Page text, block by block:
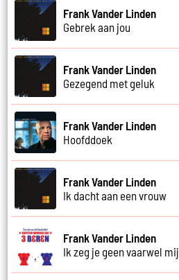
Frank Vander Linden
Gebrek aan jou
Frank Vander Linden
Gezegend met geluk
Frank Vander Linden
Hoofddoek
Frank Vander Linden
Ik dacht aan een vrouw
Frank Vander Linden
Ik zeg je geen vaarwel